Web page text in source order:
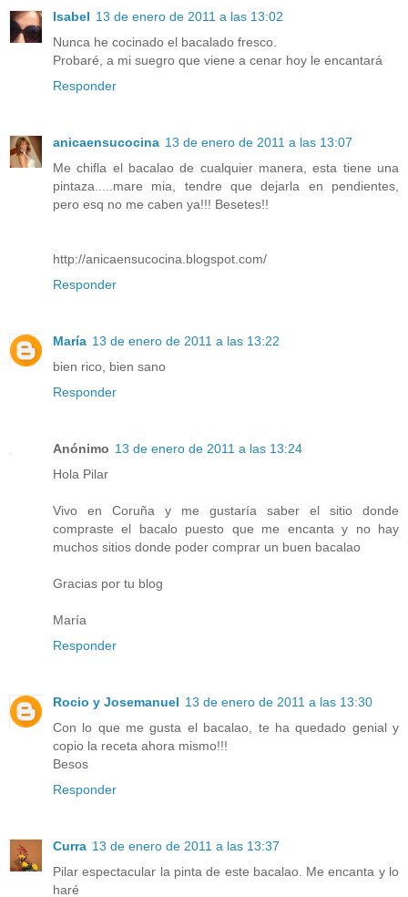
Isabel 13 de enero de 2011 a las 13:02
Nunca he cocinado el bacalado fresco.
Probaré, a mi suegro que viene a cenar hoy le encantará
Responder
anicaensucocina 13 de enero de 2011 a las 13:07
Me chifla el bacalao de cualquier manera, esta tiene una
pintaza.....mare mia, tendre que dejarla en pendientes,
pero esq no me caben ya!!! Besetes!!
http://anicaensucocina.blogspot.com/
Responder
María 13 de enero de 2011 a las 13:22
bien rico, bien sano
Responder
Anónimo 13 de enero de 2011 a las 13:24
Hola Pilar
Vivo en Coruña y me gustaría saber el sitio donde
compraste el bacalo puesto que me encanta y no hay
muchos sitios donde poder comprar un buen bacalao
Gracias por tu blog
María
Responder
Rocio y Josemanuel 13 de enero de 2011 a las 13:30
Con lo que me gusta el bacalao, te ha quedado genial y
copio la receta ahora mismo!!!
Besos
Responder
Curra 13 de enero de 2011 a las 13:37
Pilar espectacular la pinta de este bacalao. Me encanta y lo
haré